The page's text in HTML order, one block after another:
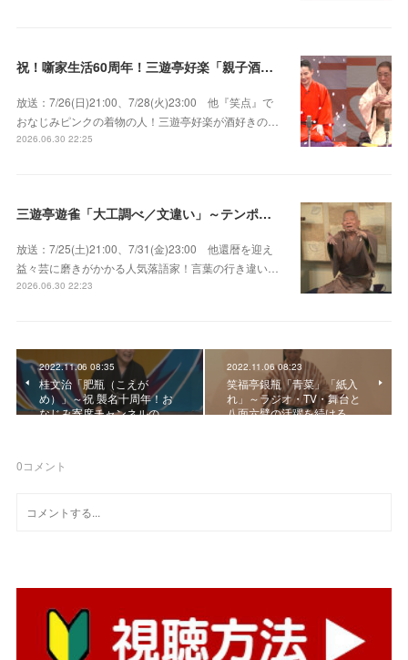
祝！噺家生活60周年！三遊亭好楽「親子酒」錦笑亭満堂「桜ん坊」～満堂フェス2026
放送：7/26(日)21:00、7/28(火)23:00 他『笑点』で
おなじみピンクの着物の人！三遊亭好楽が酒好きの…
2026.06.30 22:25
三遊亭遊雀「大工調べ／文違い」～テンポよくたたみかける語り口で人気・実力とも屈指！
放送：7/25(土)21:00、7/31(金)23:00 他還暦を迎え
益々芸に磨きがかかる人気落語家！言葉の行き違い…
2026.06.30 22:23
2022.11.06 08:35
桂文治「肥瓶（こえが
め）」～祝 襲名十周年！お
なじみ寄席チャンネルの…
2022.11.06 08:23
笑福亭銀瓶「青菜」「紙入
れ」～ラジオ・TV・舞台と
八面六臂の活躍を続ける…
0コメント